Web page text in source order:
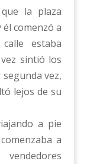
la plaza
comenzó a
estaba
sintió los
vez,
lejos de su
a pie
a